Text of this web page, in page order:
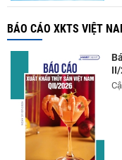
BÁO CÁO XKTS VIỆT